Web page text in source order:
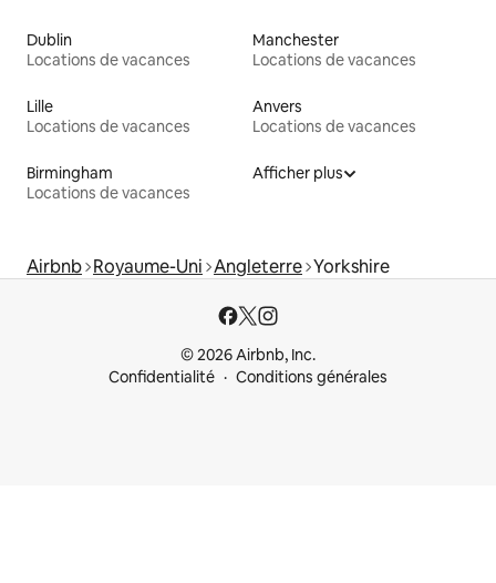
Dublin
Locations de vacances
Manchester
Locations de vacances
Lille
Locations de vacances
Anvers
Locations de vacances
Birmingham
Locations de vacances
Afficher plus
Airbnb Royaume-Uni Angleterre Yorkshire
© 2026 Airbnb, Inc.
Confidentialité
Conditions générales